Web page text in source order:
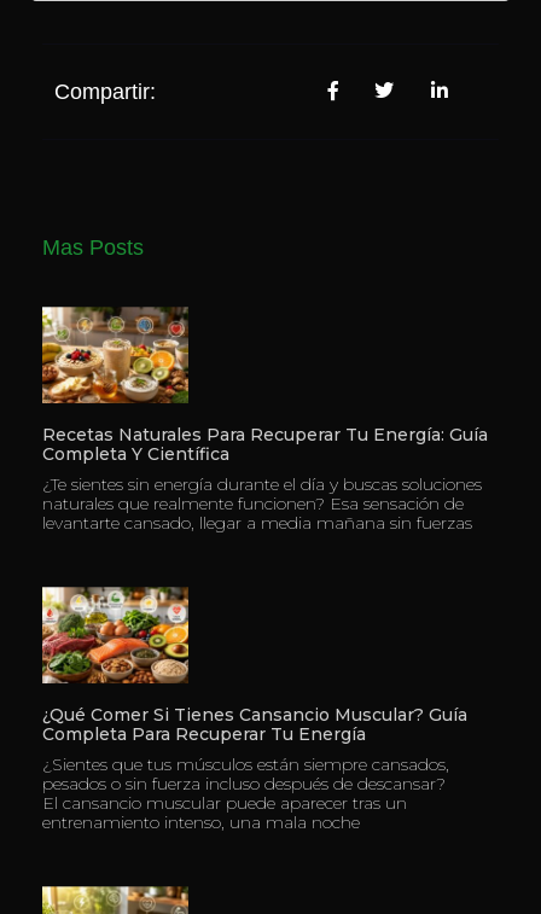
Compartir:
Mas Posts
Recetas Naturales Para Recuperar Tu Energía: Guía
Completa Y Científica
¿Te sientes sin energía durante el día y buscas soluciones
naturales que realmente funcionen? Esa sensación de
levantarte cansado, llegar a media mañana sin fuerzas
¿Qué Comer Si Tienes Cansancio Muscular? Guía
Completa Para Recuperar Tu Energía
¿Sientes que tus músculos están siempre cansados,
pesados o sin fuerza incluso después de descansar?
El cansancio muscular puede aparecer tras un
entrenamiento intenso, una mala noche